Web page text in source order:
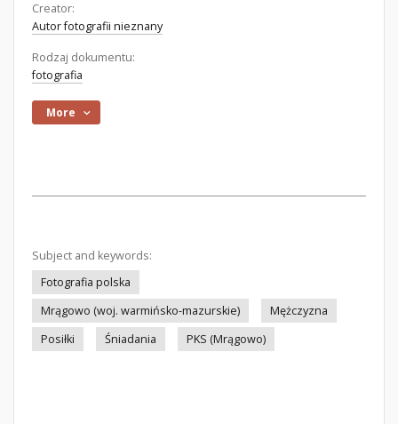
Creator:
Autor fotografii nieznany
Rodzaj dokumentu:
fotografia
More
Subject and keywords:
Fotografia polska
Mrągowo (woj. warmińsko-mazurskie)
Mężczyzna
Posiłki
Śniadania PKS (Mrągowo)